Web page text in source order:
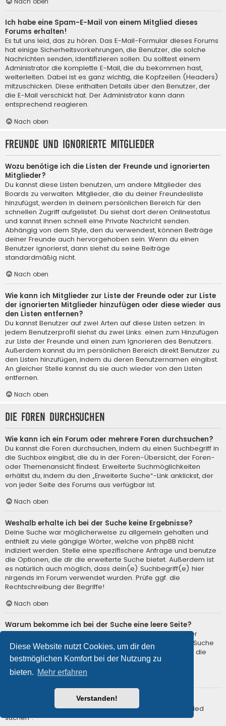
Diese Website nutzt Cookies, um dir den
bestmöglichen Komfort bei der Nutzung zu
bieten. Mehr erfahren
Verstanden!
Ich habe eine Spam-E-Mail von einem Mitglied dieses
Forums erhalten!
Es tut uns leid, das zu hören. Das E-Mail-Formular dieses Forums
hat einige Sicherheitsvorkehrungen, die Benutzer, die solche
Nachrichten senden, identifizieren sollen. Du solltest einem
Administrator die komplette E-Mail, die du bekommen hast,
weiterleiten. Dabei ist es ganz wichtig, die Kopfzeilen (Headers)
mitzuschicken. Diese enthalten Details über den Benutzer, der
die E-Mail verschickt hat. Der Administrator kann dann
entsprechend reagieren.
Nach oben
Freunde und ignorierte Mitglieder
Wozu benötige ich die Listen der Freunde und ignorierten
Mitglieder?
Du kannst diese Listen benutzen, um andere Mitglieder des
Boards zu verwalten. Mitglieder, die du deiner Freundesliste
hinzufügst, werden in deinem persönlichen Bereich für den
schnellen Zugriff aufgelistet. Du siehst dort deren Onlinestatus
und kannst ihnen schnell eine Private Nachricht senden.
Abhängig von dem Style, den du verwendest, können Beiträge
deiner Freunde auch hervorgehoben sein. Wenn du einen
Benutzer ignorierst, dann siehst du seine Beiträge
standardmäßig nicht.
Nach oben
Wie kann ich Mitglieder zur Liste der Freunde oder zur Liste
der ignorierten Mitglieder hinzufügen oder diese wieder aus
den Listen entfernen?
Du kannst Benutzer auf zwei Arten auf diese Listen setzen: In
jedem Benutzerprofil siehst du zwei Links: einen zum Hinzufügen
zur Liste der Freunde und einen zum Ignorieren des Benutzers.
Außerdem kannst du im persönlichen Bereich direkt Benutzer zu
den Listen hinzufügen, indem du deren Benutzernamen eingibst.
An gleicher Stelle kannst du sie auch wieder von den Listen
entfernen.
Nach oben
Die Foren durchsuchen
Wie kann ich ein Forum oder mehrere Foren durchsuchen?
Du kannst die Foren durchsuchen, indem du einen Suchbegriff in
die Suchbox eingibst, die du in der Foren-Übersicht, der Foren-
oder Themenansicht findest. Erweiterte Suchmöglichkeiten
erhältst du, indem du den „Erweiterte Suche“-Link anklickst, der
von jeder Seite des Forums aus verfügbar ist.
Nach oben
Weshalb erhalte ich bei der Suche keine Ergebnisse?
Deine Suche war möglicherweise zu allgemein gehalten und
enthielt zu viele gängige Wörter, welche von phpBB nicht
indiziert werden. Stelle eine spezifischere Anfrage und benutze
die Optionen, die dir die erweiterte Suche bietet. Außerdem ist
es natürlich auch möglich, dass dein(e) Suchbegriff(e) hier
nirgends im Forum verwendet wurden. Prüfe ggf. die
Rechtschreibung der Begriffe!
Nach oben
Warum bekomme ich bei der Suche eine leere Seite?
Deine Suche lieferte zu viele Ergebnisse, somit konnte der
Webserver sie nicht verarbeiten. Benutze die erweiterte Suche
und gib spezifischere Suchbegriffe ein oder beschränke die
Suche auf verschiedene Unterforen.
Nach oben
Wie kann ich nach Mitgliedern suchen?
Gehe zur Mitgliederliste und klicke auf „Nach einem Mitglied
suchen“.